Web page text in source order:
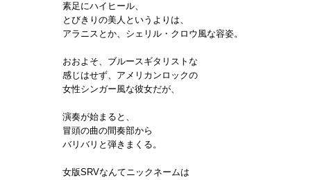
素足にハイヒール、
とびきりの美人というよりは、
アラニスとか、シェリル・クロウ風な容姿。
おおよそ、ブルースギタリストな
感じはせず、アメリカンロックの
女性シンガー風な彼女だが、
演奏が始まると、
冒頭の曲の間奏部から
バリバリと弾きまくる。
女版SRVなんてニックネームは